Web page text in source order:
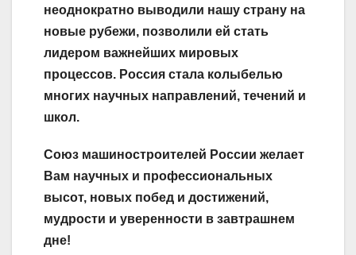
неоднократно выводили нашу страну на
новые рубежи, позволили ей стать
лидером важнейших мировых
процессов. Россия стала колыбелью
многих научных направлений, течений и
школ.
Союз машиностроителей России желает
Вам научных и профессиональных
высот, новых побед и достижений,
мудрости и уверенности в завтрашнем
дне!